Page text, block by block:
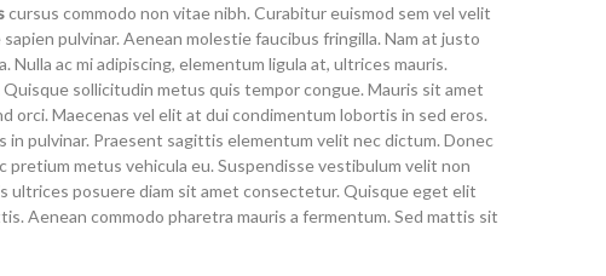
cursus commodo non vitae nibh. Curabitur euismod sem vel velit
pulvinar. Aenean molestie faucibus fringilla. Nam at justo
Nulla ac mi adipiscing, elementum ligula at, ultrices mauris.
sollicitudin metus quis tempor congue. Mauris sit amet
orci. Maecenas vel elit at dui condimentum lobortis in sed eros.
in pulvinar. Praesent sagittis elementum velit nec dictum. Donec
pretium metus vehicula eu. Suspendisse vestibulum velit non
ultrices posuere diam sit amet consectetur. Quisque eget elit
Aenean commodo pharetra mauris a fermentum. Sed mattis sit